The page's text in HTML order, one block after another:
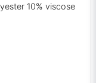
10% viscose